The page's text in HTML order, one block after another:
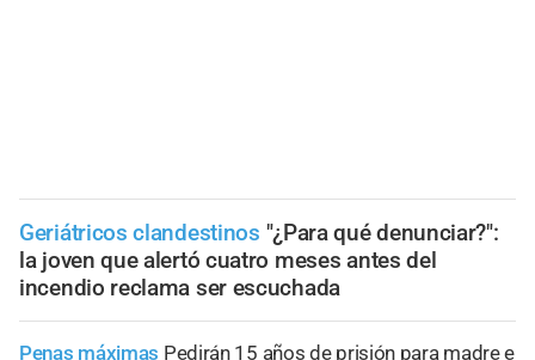
Geriátricos clandestinos "¿Para qué denunciar?":
la joven que alertó cuatro meses antes del
incendio reclama ser escuchada
Penas máximas Pedirán 15 años de prisión para madre e